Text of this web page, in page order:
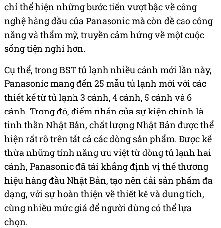
chỉ thể hiện những bước tiến vượt bậc về công
nghệ hàng đầu của Panasonic mà còn đề cao công
năng và thẩm mỹ, truyền cảm hứng về một cuộc
sống tiện nghi hơn.
Cụ thể, trong BST tủ lạnh nhiều cánh mới lần này,
Panasonic mang đến 25 mẫu tủ lạnh mới với các
thiết kế từ tủ lạnh 3 cánh, 4 cánh, 5 cánh và 6
cánh. Trong đó, điểm nhấn của sự kiện chính là
tinh thần Nhật Bản, chất lượng Nhật Bản được thể
hiện rất rõ trên tất cả các dòng sản phẩm. Được kế
thừa những tính năng ưu việt từ dòng tủ lạnh hai
cánh, Panasonic đã tái khẳng định vị thế thương
hiệu hàng đầu Nhật Bản, tạo nên dải sản phẩm đa
dạng, với sự hoàn thiện về thiết kế và dung tích,
cùng nhiều mức giá để người dùng có thể lựa
chọn.